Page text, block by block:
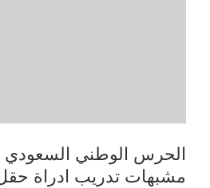
الحرس الوطني السعودي
مشبهات تدريب ادراة